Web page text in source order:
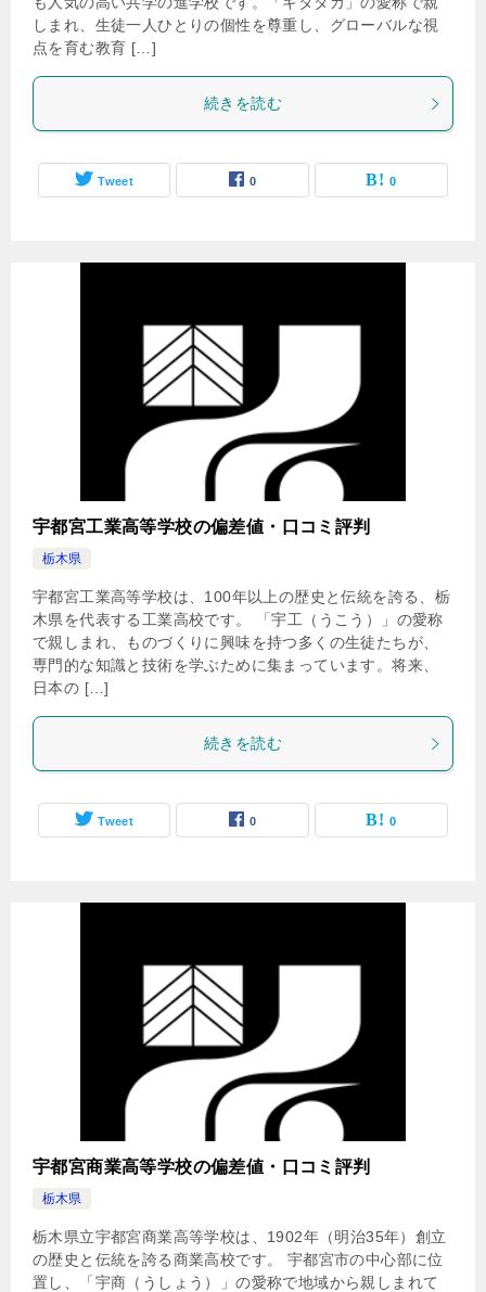
しまれ、生徒一人ひとりの個性を尊重し、グローバルな視
点を育む教育 […]
続きを読む
Tweet 0 0
宇都宮工業高等学校の偏差値・口コミ評判
栃木県
宇都宮工業高等学校は、100年以上の歴史と伝統を誇る、栃
木県を代表する工業高校です。 「宇工（うこう）」の愛称
で親しまれ、ものづくりに興味を持つ多くの生徒たちが、
専門的な知識と技術を学ぶために集まっています。将来、
日本の […]
続きを読む
Tweet 0 0
宇都宮商業高等学校の偏差値・口コミ評判
栃木県
栃木県立宇都宮商業高等学校は、1902年（明治35年）創立
の歴史と伝統を誇る商業高校です。 宇都宮市の中心部に位
置し、「宇商（うしょう）」の愛称で地域から親しまれて